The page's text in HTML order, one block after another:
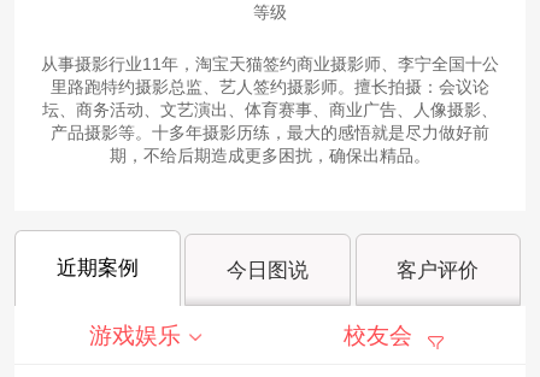
等级
从事摄影行业11年，淘宝天猫签约商业摄影师、李宁全国十公
里路跑特约摄影总监、艺人签约摄影师。擅长拍摄：会议论
坛、商务活动、文艺演出、体育赛事、商业广告、人像摄影、
产品摄影等。十多年摄影历练，最大的感悟就是尽力做好前
期，不给后期造成更多困扰，确保出精品。
近期案例 今日图说 客户评价
游戏娱乐 校友会